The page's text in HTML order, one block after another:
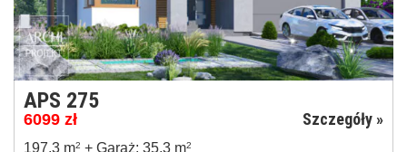
APS 275
6099 zł Szczegóły »
197,3 m2 + Garaż: 35,3 m2